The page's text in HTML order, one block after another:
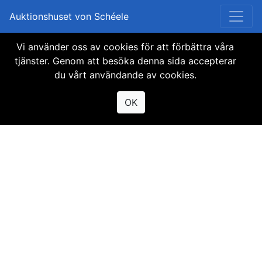
Auktionshuset von Schéele
Objektet finns inte
tillgängligt
Vi använder oss av cookies för att förbättra våra
tjänster. Genom att besöka denna sida accepterar
du vårt användande av cookies.
OK